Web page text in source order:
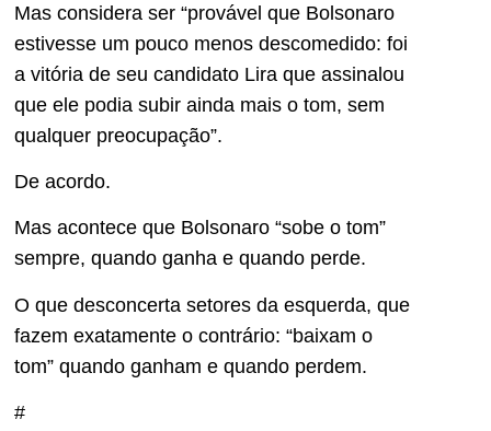
Mas considera ser “provável que Bolsonaro
estivesse um pouco menos descomedido: foi
a vitória de seu candidato Lira que assinalou
que ele podia subir ainda mais o tom, sem
qualquer preocupação”.
De acordo.
Mas acontece que Bolsonaro “sobe o tom”
sempre, quando ganha e quando perde.
O que desconcerta setores da esquerda, que
fazem exatamente o contrário: “baixam o
tom” quando ganham e quando perdem.
#